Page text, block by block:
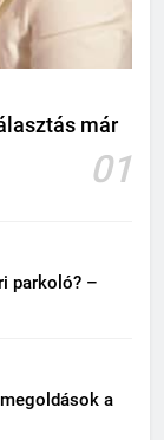
már
01
parkoló? –
a